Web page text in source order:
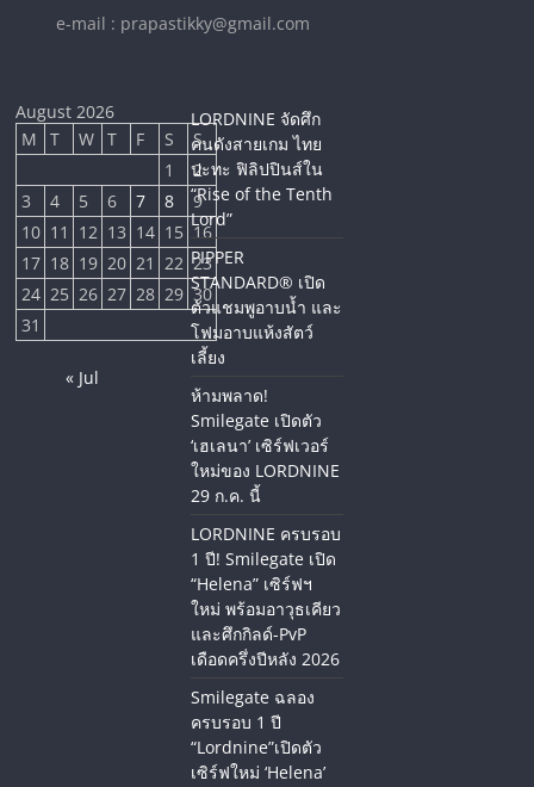
e-mail : prapastikky@gmail.com
August 2026
M
T W T F S
S
1
2
3
4 5 6 7 8
9
10 11 12 13 14 15 16
17 18 19 20 21 22 23
24 25 26 27 28 29 30
31
« Jul
LORDNINE จัดศึก
คนดังสายเกม ไทย
ปะทะ ฟิลิปปินส์ใน
“Rise of the Tenth
Lord”
PIPPER
STANDARD® เปิด
ตัวแชมพูอาบน้ำ และ
โฟมอาบแห้งสัตว์
เลี้ยง
ห้ามพลาด!
Smilegate เปิดตัว
‘เฮเลนา’ เซิร์ฟเวอร์
ใหม่ของ LORDNINE
29 ก.ค. นี้
LORDNINE ครบรอบ
1 ปี! Smilegate เปิด
“Helena” เซิร์ฟฯ
ใหม่ พร้อมอาวุธเคียว
และศึกกิลด์-PvP
เดือดครึ่งปีหลัง 2026
Smilegate ฉลอง
ครบรอบ 1 ปี
“Lordnine”เปิดตัว
เซิร์ฟใหม่ ‘Helena’